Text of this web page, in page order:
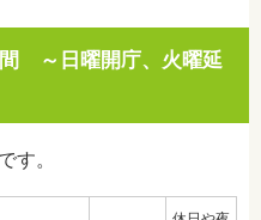
～日曜開庁、火曜延
す。